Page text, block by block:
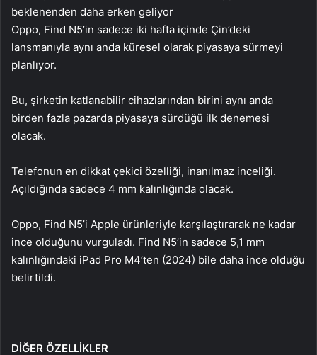
Oppo, Find N5’in sadece iki hafta içinde Çin’deki
lansmanıyla aynı anda küresel olarak piyasaya sürmeyi
planlıyor.
Bu, şirketin katlanabilir cihazlarından birini aynı anda
birden fazla pazarda piyasaya sürdüğü ilk denemesi
olacak.
Telefonun en dikkat çekici özelliği, inanılmaz inceliği.
Açıldığında sadece 4 mm kalınlığında olacak.
Oppo, Find N5’i Apple ürünleriyle karşılaştırarak ne kadar
ince olduğunu vurguladı. Find N5’in sadece 5,1 mm
kalınlığındaki iPad Pro M4’ten (2024) bile daha ince olduğu
belirtildi.
DİĞER ÖZELLİKLER